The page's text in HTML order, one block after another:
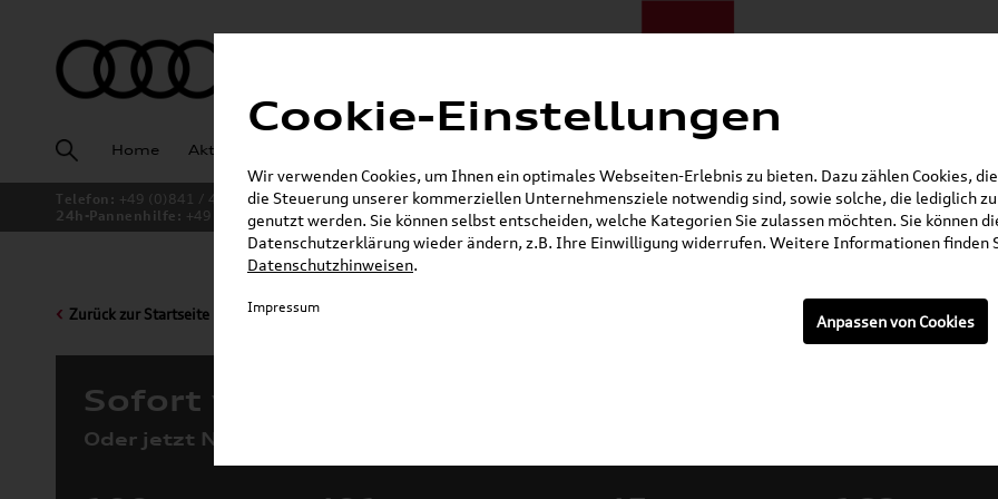
Home Aktuelles
Telefon: +49 (0)841 / 49 140
24h-Pannenhilfe: +49 (0)171 / 870 72 87 Gerade geöffnet
Zurück zur Startseite
Sofort verfügbare Fahrzeuge:
Oder jetzt Neuwagen konfigurieren
Cookie-Einstellungen
Wir verwenden Cookies, um Ihnen ein optimales Webseiten-Erlebnis zu bieten. Dazu zählen Cookies,
die Steuerung unserer kommerziellen Unternehmensziele notwendig sind, sowie solche, die lediglich
genutzt werden. Sie können selbst entscheiden, welche Kategorien Sie zulassen möchten. Sie können
Datenschutzerklärung wieder ändern, z.B. Ihre Einwilligung widerrufen. Weitere Informationen finden
Datenschutzhinweisen.
Anpassen von Cookies
Impressum